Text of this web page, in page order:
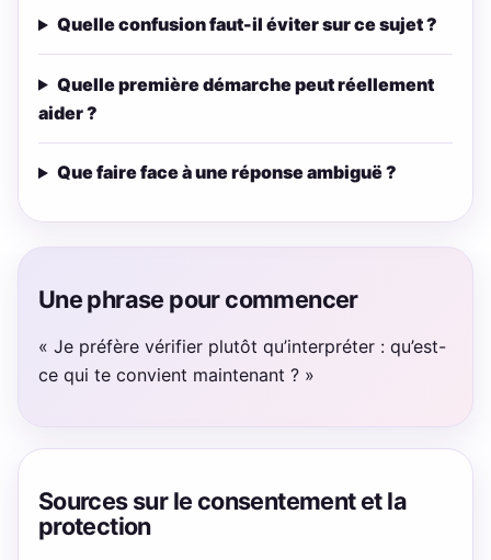
Quelle confusion faut-il éviter sur ce sujet ?
Quelle première démarche peut réellement
aider ?
Que faire face à une réponse ambiguë ?
Une phrase pour commencer
« Je préfère vérifier plutôt qu’interpréter : qu’est-
ce qui te convient maintenant ? »
Sources sur le consentement et la
protection